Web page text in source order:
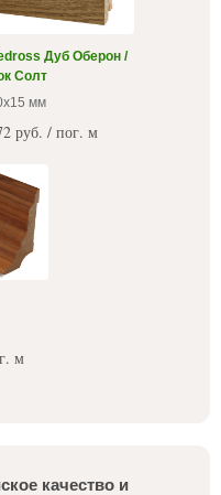
Дуб Оберон /
Солт
мм
руб. / пог. м
м
качество и